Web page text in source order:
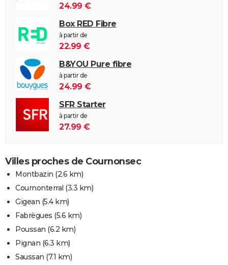
24.99 €
Box RED Fibre
à partir de
22.99 €
B&YOU Pure fibre
à partir de
24.99 €
SFR Starter
à partir de
27.99 €
Villes proches de Cournonsec
Montbazin (2.6 km)
Cournonterral (3.3 km)
Gigean (5.4 km)
Fabrègues (5.6 km)
Poussan (6.2 km)
Pignan (6.3 km)
Saussan (7.1 km)